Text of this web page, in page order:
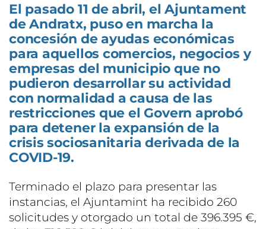
El pasado 11 de abril, el Ajuntament
de Andratx, puso en marcha la
concesión de ayudas económicas
para aquellos comercios, negocios y
empresas del municipio que no
pudieron desarrollar su actividad
con normalidad a causa de las
restricciones que el Govern aprobó
para detener la expansión de la
crisis sociosanitaria derivada de la
COVID-19.
Terminado el plazo para presentar las
instancias, el Ajuntamint ha recibido 260
solicitudes y otorgado un total de 396.395 €,